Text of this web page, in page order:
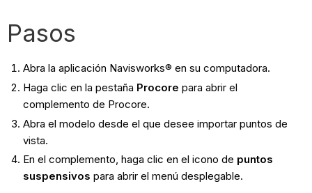
Pasos
Abra la aplicación Navisworks® en su computadora.
Haga clic en la pestaña Procore para abrir el
complemento de Procore.
Abra el modelo desde el que desee importar puntos de
vista.
En el complemento, haga clic en el icono de puntos
suspensivos para abrir el menú desplegable.